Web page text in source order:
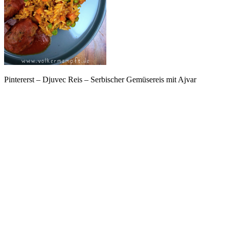
Pintererst – Djuvec Reis – Serbischer Gemüsereis mit Ajvar